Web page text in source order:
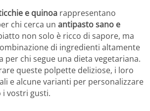
e quinoa rappresentano
chi cerca un antipasto sano e
non solo è ricco di sapore, ma
di ingredienti altamente
chi segue una dieta vegetariana.
queste polpette deliziose, i loro
e alcune varianti per personalizzare
i vostri gusti.